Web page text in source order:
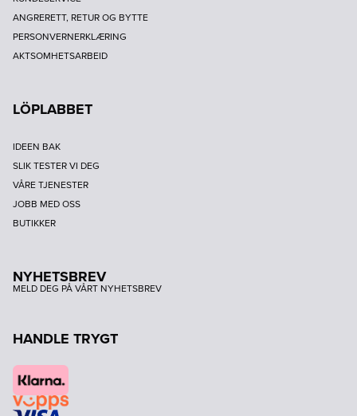
ANGRERETT, RETUR OG BYTTE
PERSONVERNERKLÆRING
AKTSOMHETSARBEID
LÖPLABBET
IDEEN BAK
SLIK TESTER VI DEG
VÅRE TJENESTER
JOBB MED OSS
BUTIKKER
NYHETSBREV
MELD DEG PÅ VÅRT NYHETSBREV
HANDLE TRYGT